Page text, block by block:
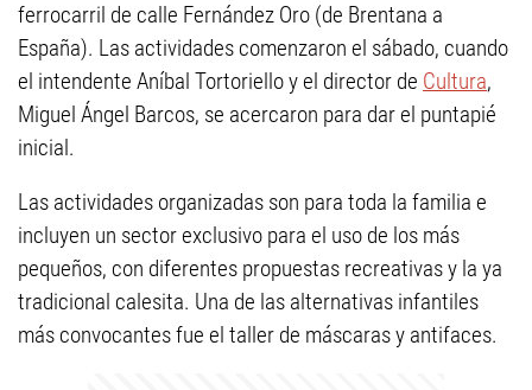
ferrocarril de calle Fernández Oro (de Brentana a
España). Las actividades comenzaron el sábado, cuando
el intendente Aníbal Tortoriello y el director de Cultura,
Miguel Ángel Barcos, se acercaron para dar el puntapié
inicial.
Las actividades organizadas son para toda la familia e
incluyen un sector exclusivo para el uso de los más
pequeños, con diferentes propuestas recreativas y la ya
tradicional calesita. Una de las alternativas infantiles
más convocantes fue el taller de máscaras y antifaces.